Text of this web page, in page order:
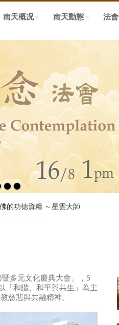
南天概况 南天動態 法
的功德資糧 ～星雲大師
多元文化慶典大會」，5
「和諧、和平與共生」為主
慈悲與共融精神。